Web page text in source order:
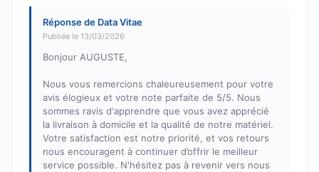
Réponse de Data Vitae
Publiée le 13/03/2026
Bonjour AUGUSTE,
Nous vous remercions chaleureusement pour votre
avis élogieux et votre note parfaite de 5/5. Nous
sommes ravis d'apprendre que vous avez apprécié
la livraison à domicile et la qualité de notre matériel.
Votre satisfaction est notre priorité, et vos retours
nous encouragent à continuer d’offrir le meilleur
service possible. N'hésitez pas à revenir vers nous